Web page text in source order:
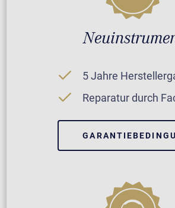
5 Jahre
Reparatur durch